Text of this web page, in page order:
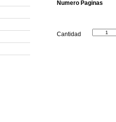
Numero Paginas
Cantidad